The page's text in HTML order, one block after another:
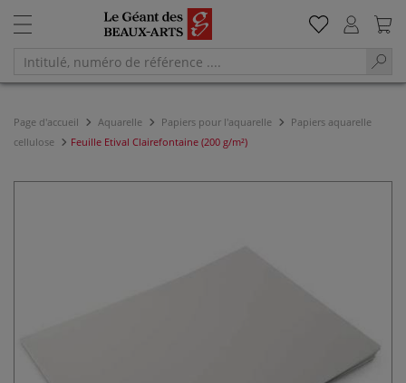
Page d'accueil Aquarelle Papiers pour l'aquarelle
Papiers aquarelle
cellulose
Feuille Etival Clairefontaine (200 g/m²)